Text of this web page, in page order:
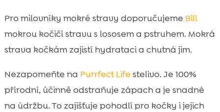
Pro milovníky mokré stravy doporučujeme Bill
mokrou kočičí stravu s lososem a pstruhem. Mokrá
strava kočkám zajistí hydrataci a chutná jim.
Nezapomeňte na Purrfect Life stelivo. Je 100%
přírodní, účinně odstraňuje zápach a je snadné
na údržbu. To zajišťuje pohodlí pro kočky i jejich